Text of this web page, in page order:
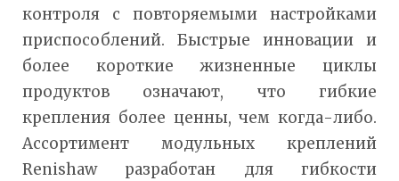
контроля с повторяемыми настройками
приспособлений. Быстрые инновации и
более короткие жизненные циклы
продуктов означают, что гибкие
крепления более ценны, чем когда-либо.
Ассортимент модульных креплений
Renishaw разработан для гибкости